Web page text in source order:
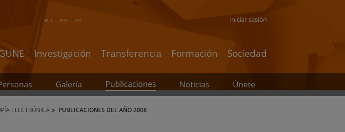
en es
eu Iniciar sesión
Investigación Transferencia Formación Sociedad
Galería Publicaciones Noticias Únete
ELECTRÓNICA PUBLICACIONES DEL AÑO 2008